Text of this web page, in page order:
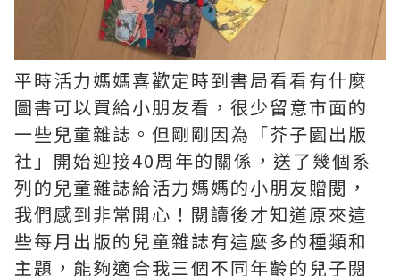
平時活力媽媽喜歡定時到書局看看有什麼
圖書可以買給小朋友看，很少留意市面的
一些兒童雜誌。但剛剛因為「芥子園出版
社」開始迎接40周年的關係，送了幾個系
列的兒童雜誌給活力媽媽的小朋友贈閱，
我們感到非常開心！閱讀後才知道原來這
些每月出版的兒童雜誌有這麼多的種類和
主題，能夠適合我三個不同年齡的兒子閱